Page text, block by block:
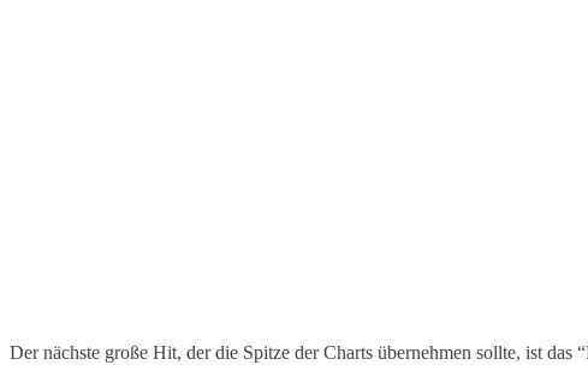
Der nächste große Hit, der die Spitze der Charts übernehmen sollte, ist